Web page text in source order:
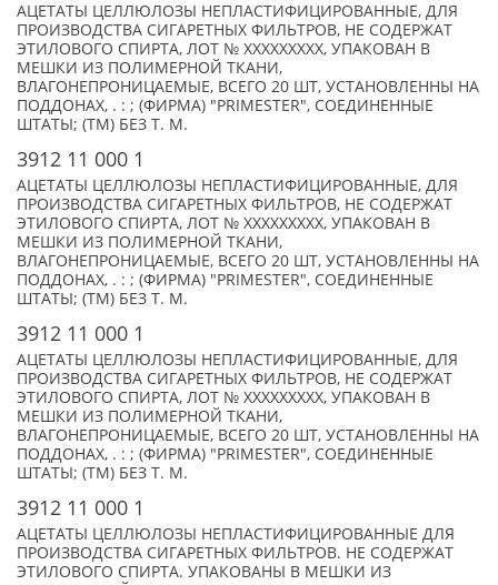
АЦЕТАТЫ ЦЕЛЛЮЛОЗЫ НЕПЛАСТИФИЦИРОВАННЫЕ, ДЛЯ
ПРОИЗВОДСТВА СИГАРЕТНЫХ ФИЛЬТРОВ, НЕ СОДЕРЖАТ
ЭТИЛОВОГО СПИРТА, ЛОТ № XXXXXXXXX, УПАКОВАН В
МЕШКИ ИЗ ПОЛИМЕРНОЙ ТКАНИ,
ВЛАГОНЕПРОНИЦАЕМЫЕ, ВСЕГО 20 ШТ, УСТАНОВЛЕННЫ НА
ПОДДОНАХ, . : ; (ФИРМА) "PRIMESTER", СОЕДИНЕННЫЕ
ШТАТЫ; (TM) БЕЗ Т. М.
3912 11 000 1
АЦЕТАТЫ ЦЕЛЛЮЛОЗЫ НЕПЛАСТИФИЦИРОВАННЫЕ, ДЛЯ
ПРОИЗВОДСТВА СИГАРЕТНЫХ ФИЛЬТРОВ, НЕ СОДЕРЖАТ
ЭТИЛОВОГО СПИРТА, ЛОТ № XXXXXXXXX, УПАКОВАН В
МЕШКИ ИЗ ПОЛИМЕРНОЙ ТКАНИ,
ВЛАГОНЕПРОНИЦАЕМЫЕ, ВСЕГО 20 ШТ, УСТАНОВЛЕННЫ НА
ПОДДОНАХ, . : ; (ФИРМА) "PRIMESTER", СОЕДИНЕННЫЕ
ШТАТЫ; (TM) БЕЗ Т. М.
3912 11 000 1
АЦЕТАТЫ ЦЕЛЛЮЛОЗЫ НЕПЛАСТИФИЦИРОВАННЫЕ, ДЛЯ
ПРОИЗВОДСТВА СИГАРЕТНЫХ ФИЛЬТРОВ, НЕ СОДЕРЖАТ
ЭТИЛОВОГО СПИРТА, ЛОТ № XXXXXXXXX, УПАКОВАН В
МЕШКИ ИЗ ПОЛИМЕРНОЙ ТКАНИ,
ВЛАГОНЕПРОНИЦАЕМЫЕ, ВСЕГО 20 ШТ, УСТАНОВЛЕННЫ НА
ПОДДОНАХ, . : ; (ФИРМА) "PRIMESTER", СОЕДИНЕННЫЕ
ШТАТЫ; (TM) БЕЗ Т. М.
3912 11 000 1
АЦЕТАТЫ ЦЕЛЛЮЛОЗЫ НЕПЛАСТИФИЦИРОВАННЫЕ ДЛЯ
ПРОИЗВОДСТВА СИГАРЕТНЫХ ФИЛЬТРОВ. НЕ СОДЕРЖАТ
ЭТИЛОВОГО СПИРТА. УПАКОВАНЫ В МЕШКИ ИЗ